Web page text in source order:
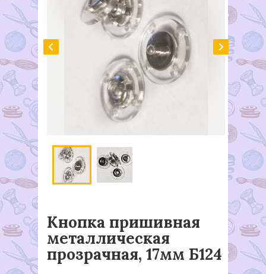
Кнопка пришивная
металлическая
прозрачная, 17мм Б124